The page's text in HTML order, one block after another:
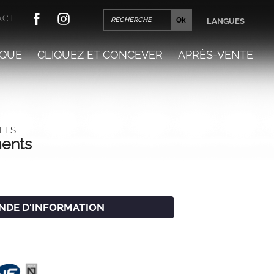
CLIQUEZ ET CONCEVER APRÈS-VENTE
LANGUES
D'INFORMATION